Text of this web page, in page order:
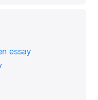
essay